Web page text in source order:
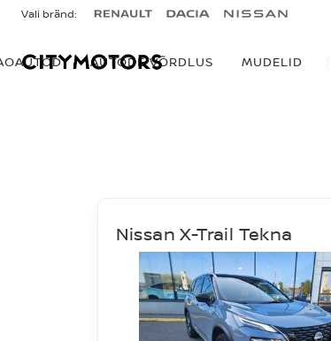
Vali bränd:
AUTODE VÕRDLUS MUDELID
Nissan X-Trail Tekna